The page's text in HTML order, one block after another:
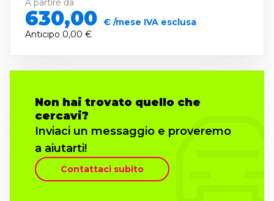
A partire da
630,00 € /mese IVA esclusa
Anticipo 0,00 €
Non hai trovato quello che
cercavi?
Inviaci un messaggio e proveremo
a aiutarti!
Contattaci subito